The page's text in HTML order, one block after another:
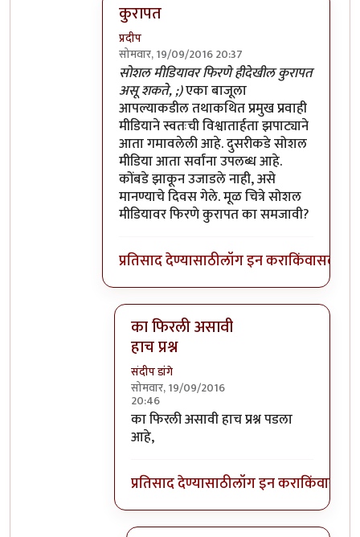
कुरापत
प्रदीप
सोमवार, 19/09/2016 20:37
In reply toभारतातल्या कत्तलखान्यातby
सोशल मीडियावर फिरणे हीदेखील कुरापत
असू शकते, ;)एका बाजूला
आपल्याकडील तथाकथित प्रमुख प्रवाही
मीडियाने स्वतःची विश्वातार्हता झपाट्याने
आता गमावलेली आहे. दुसरीकडे सोशल
मीडिया आता सर्वांना उपलब्ध आहे.
कोंबडे झाकून उजाडले नाही, असे
मानण्याचे दिवस गेले. मूळ चित्रे सोशल
मीडियावर फिरणे कुरापत का समजावी?
प्रतिसाद देण्यासाठीलॉग इन कराकिंवासदस्य
का फिरली असावी
हाच प्रश्न
संदीप डांगे
सोमवार, 19/09/2016
20:46
In reply toकुरापतbyप्रदीप
का फिरली असावी हाच प्रश्न पडला
आहे,
प्रतिसाद देण्यासाठीलॉग इन कराकिंवा